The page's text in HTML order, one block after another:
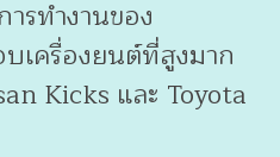
รทำงานของ
บเครื่องยนต์ที่สูงมาก
Kicks และ Toyota